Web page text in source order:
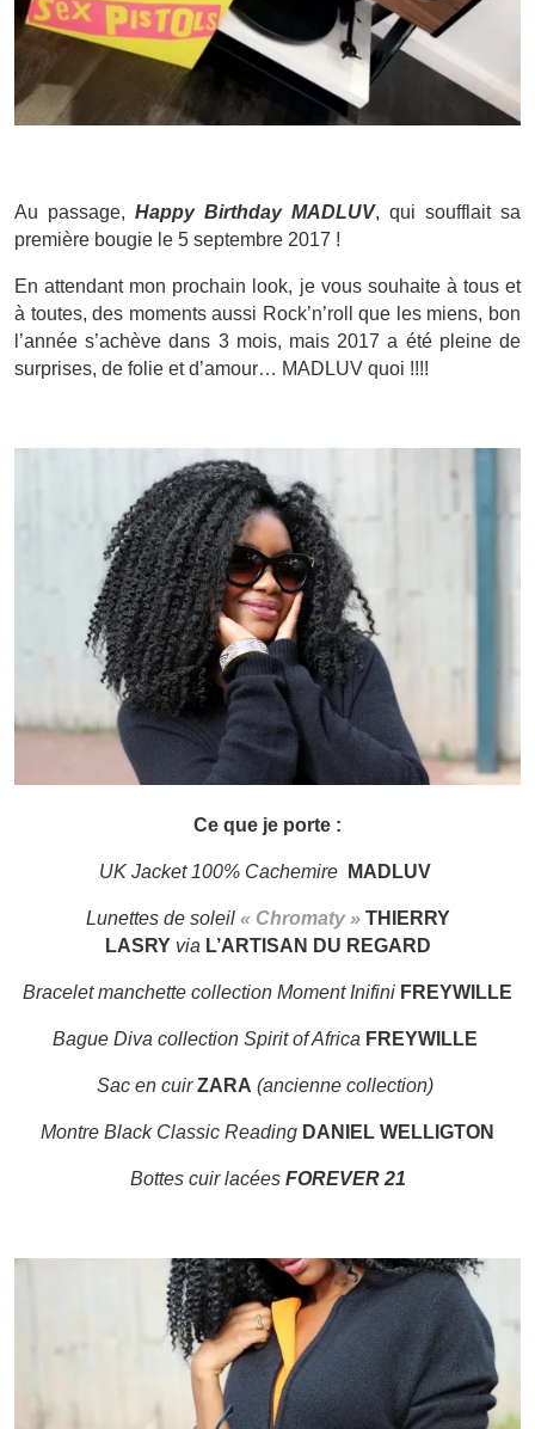
Au passage, Happy Birthday MADLUV, qui soufflait sa
première bougie le 5 septembre 2017 !
En attendant mon prochain look, je vous souhaite à tous et
à toutes, des moments aussi Rock’n’roll que les miens, bon
l’année s’achève dans 3 mois, mais 2017 a été pleine de
surprises, de folie et d’amour… MADLUV quoi !!!!
Ce que je porte :
UK Jacket 100% Cachemire MADLUV
Lunettes de soleil « Chromaty » THIERRY
LASRYvia L’ARTISAN DU REGARD
Bracelet manchette collection Moment Inifini FREYWILLE
Bague Diva collection Spirit of Africa FREYWILLE
Sac en cuirZARA (ancienne collection)
Montre Black Classic Reading DANIEL WELLIGTON
Bottes cuir lacées FOREVER 21